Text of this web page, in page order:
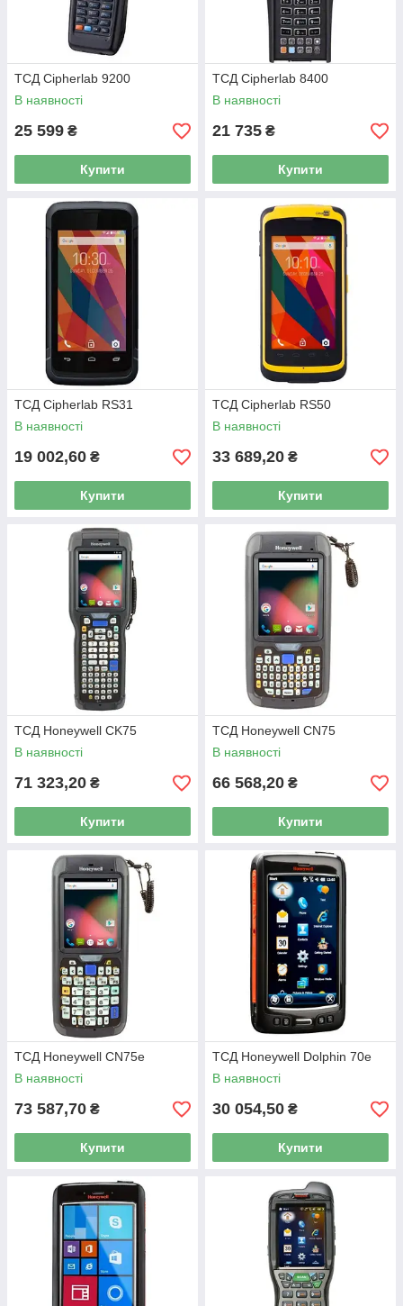
ТСД Cipherlab 9200
В наявності
25 599 ₴
Купити
ТСД Cipherlab 8400
В наявності
21 735 ₴
Купити
ТСД Cipherlab RS31
В наявності
19 002,60 ₴
Купити
ТСД Cipherlab RS50
В наявності
33 689,20 ₴
Купити
ТСД Honeywell CK75
В наявності
71 323,20 ₴
Купити
ТСД Honeywell CN75
В наявності
66 568,20 ₴
Купити
ТСД Honeywell CN75e
В наявності
73 587,70 ₴
Купити
ТСД Honeywell Dolphin 70e
В наявності
30 054,50 ₴
Купити